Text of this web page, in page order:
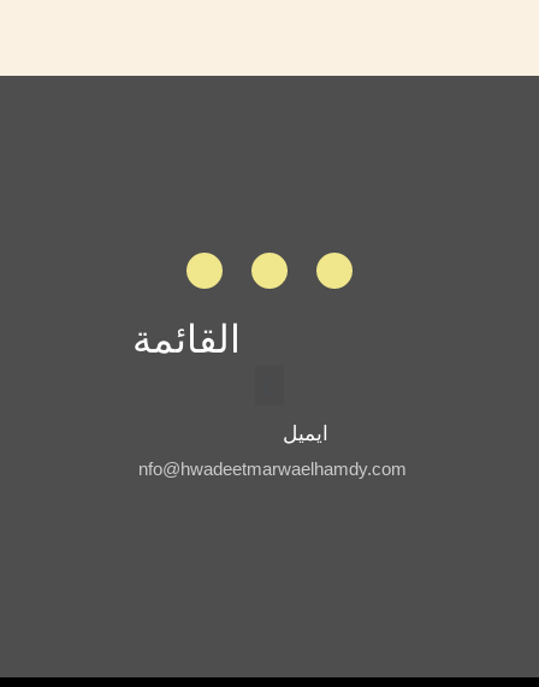
القائمة
ايميل
nfo@hwadeetmarwaelhamdy.com